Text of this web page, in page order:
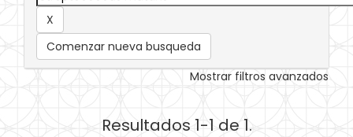
Comenzar nueva busqueda
Mostrar filtros avanzados
Resultados 1-1 de 1.